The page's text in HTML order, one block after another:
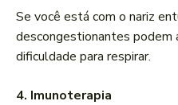
Se você está com o nariz
descongestionantes podem
dificuldade para respirar.
4. Imunoterapia